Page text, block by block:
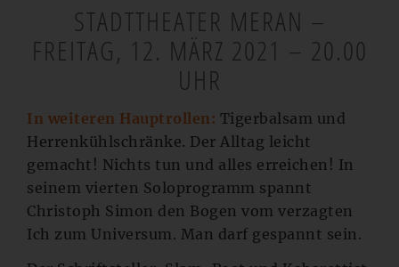
STADTTHEATER MERAN –
FREITAG, 12. MÄRZ 2021 – 20.00
UHR
In weiteren Hauptrollen: Tigerbalsam und
Herrenkühlschränke. Der Alltag leicht
gemacht! Nichts tun und alles erreichen! In
seinem vierten Soloprogramm spannt
Christoph Simon den Bogen vom verzagten
Ich zum Universum. Man darf gespannt sein.